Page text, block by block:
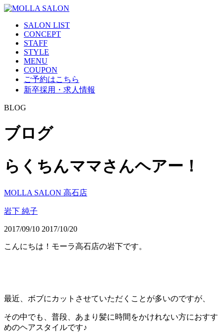
SALON LIST
CONCEPT
STAFF
STYLE
MENU
COUPON
ご予約はこちら
新卒採用・求人情報
BLOG
ブログ
らくちんママさんヘアー！
MOLLA SALON 高石店
岩下 純子
2017/09/10 2017/10/20
こんにちは！モーラ高石店の岩下です。
最近、ボブにカットさせていただくことが多いのですが、
その中でも、普段、あまり髪に時間をかけれない方におすす
めのヘアスタイルです♪